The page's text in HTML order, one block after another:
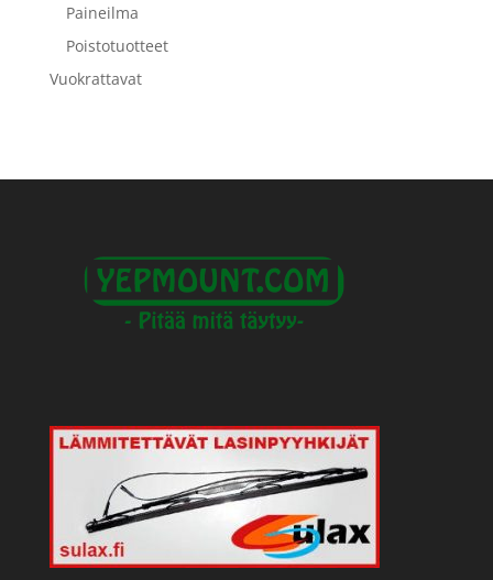
Paineilma
Poistotuotteet
Vuokrattavat